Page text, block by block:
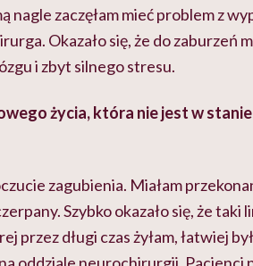
nagle zaczęłam mieć problem z
Okazało się, że do zaburzeń
i zbyt silnego stresu.
życia, która nie jest w
zagubienia. Miałam
Szybko okazało się, że taki
przez długi czas żyłam, łatwiej